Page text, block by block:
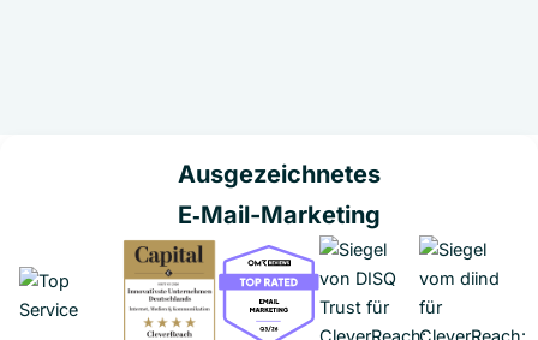
Ausgezeichnetes
E‑Mail-Marketing